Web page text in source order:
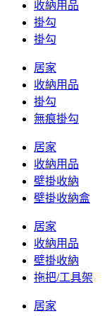
收納用品
掛勾
掛勾
居家
收納用品
掛勾
無痕掛勾
居家
收納用品
壁掛收納
壁掛收納盒
居家
收納用品
壁掛收納
拖把/工具架
居家